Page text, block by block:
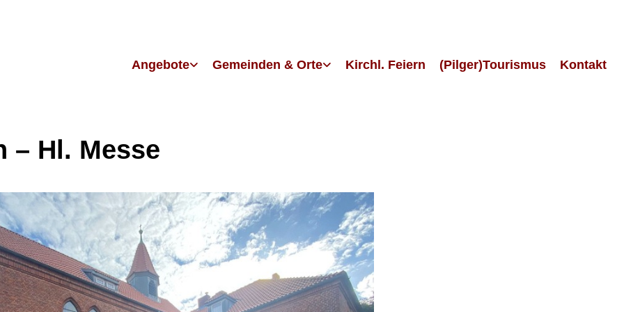
Angebote Gemeinden & Orte Kirchl. Feiern (Pilger)Tourismus Kontakt
– Hl. Messe